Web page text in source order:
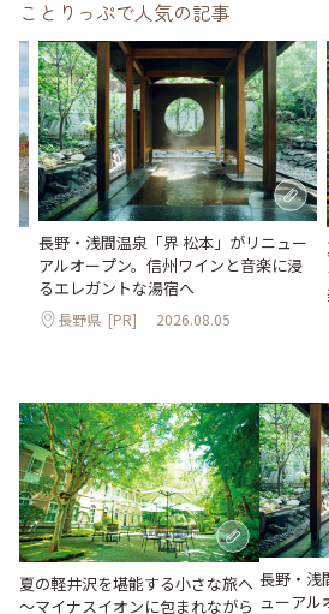
ことりっぷで人気の記事
長野・浅間温泉「界 松本」がリニュー
アルオープン。信州ワインと音楽に浸
るエレガントな湯宿へ
長野県 [PR] 2026.08.05
夏の軽井沢を堪能する小さな旅へ
～マイナスイオンに包まれながら
長野・浅
ューアル